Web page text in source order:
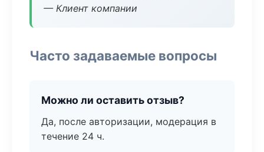
— Клиент компании
Часто задаваемые вопросы
Можно ли оставить отзыв?
Да, после авторизации, модерация в
течение 24 ч.